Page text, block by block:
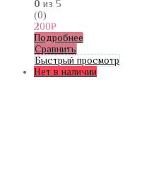
0 из 5
(0)
200₽
Подробнее
Сравнить
Быстрый просмотр
Нет в наличии